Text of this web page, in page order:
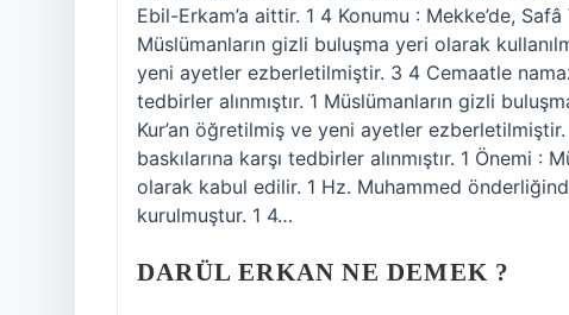
Ebil-Erkam’a aittir. 1 4 Konumu : Mekke’de, Safâ
Müslümanların gizli buluşma yeri olarak
yeni ayetler ezberletilmiştir. 3 4 Cemaatle namaz
tedbirler alınmıştır. 1 Müslümanların gizli
Kur’an öğretilmiş ve yeni ayetler
baskılarına karşı tedbirler alınmıştır. 1 Önemi
olarak kabul edilir. 1 Hz. Muhammed
kurulmuştur. 1 4…
DARÜL ERKAN NE DEMEK ?